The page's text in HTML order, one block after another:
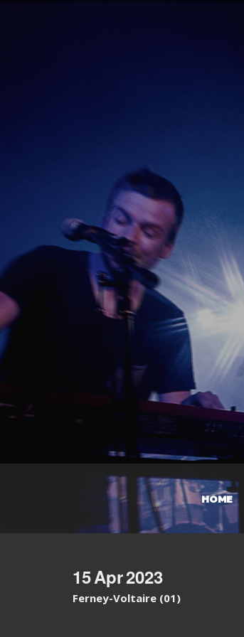
HOME
15Apr2023
Ferney-Voltaire (01)